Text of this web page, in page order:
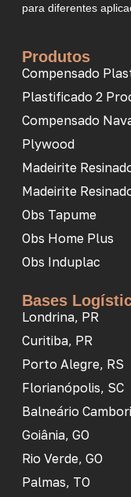
para diferentes
Produtos
Compensado
Plastificado 2
Compensado
Plywood
Madeirite
Madeirite
Obs Tapume
Obs Home Plus
Obs Induplac
Bases
Londrina, PR
Curitiba, PR
Porto Alegre, RS
Florianópolis, SC
Balneário
Goiânia, GO
Rio Verde, GO
Palmas, TO